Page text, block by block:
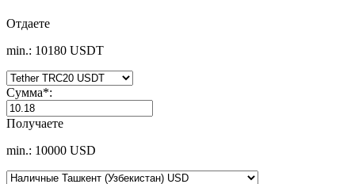
Отдаете
min.: 10180 USDT
Сумма*:
Получаете
min.: 10000 USD